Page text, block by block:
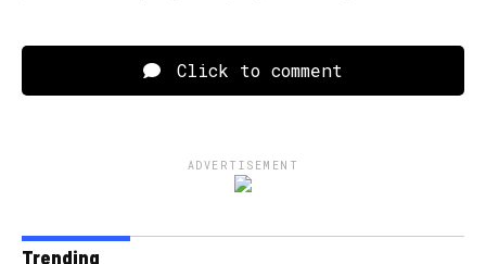
Click to comment
ADVERTISEMENT
Trending